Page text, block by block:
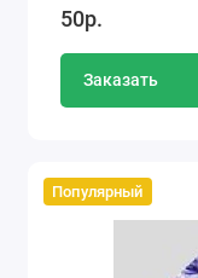
50р.
Заказать
Популярный